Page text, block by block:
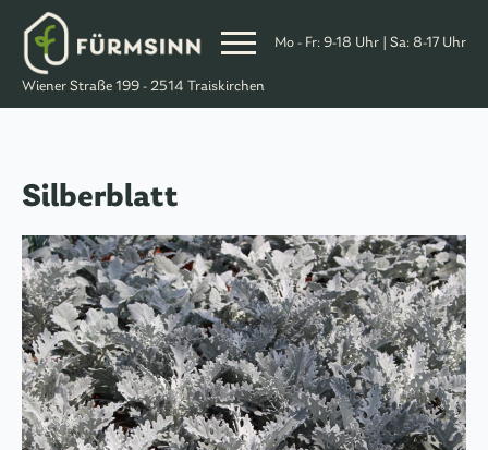
Skip
to
Mo - Fr: 9-18 Uhr | Sa: 8-17 Uhr
Wiener Straße 199 - 2514 Traiskirchen
Silberblatt